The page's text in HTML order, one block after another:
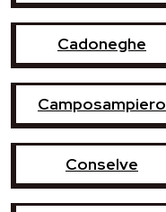
Cadoneghe
Camposampiero
Conselve